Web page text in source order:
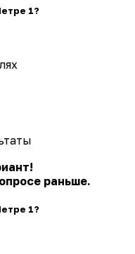
1?
раньше.
1?